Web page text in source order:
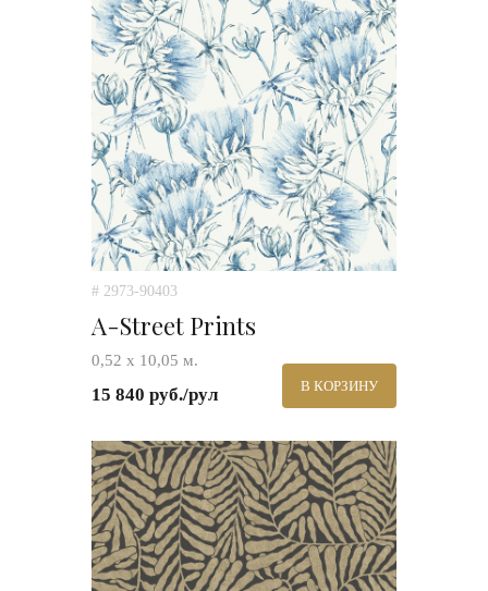
# 2973-90403
A-Street Prints
0,52 х 10,05 м.
15 840 руб./рул В КОРЗИНУ